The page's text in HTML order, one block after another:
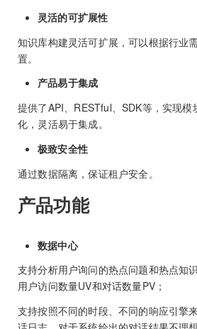
灵活的可扩展性
知识库构建灵活可扩展，可以根据行业
置。
产品易于集成
提供了API、RESTful、SDK等，实现模
化，灵活易于集成。
极致安全性
通过数据隔离，保证租户安全。
产品功能
数据中心
支持分析用户询问的热点问题和热点知
用户访问数量UV和对话数量PV；
支持按照不同的时段、不同的响应引擎